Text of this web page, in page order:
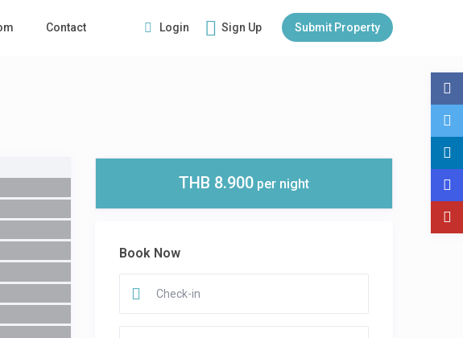
Login Sign Up Submit Property
Contact
THB 8.900 per night
Book Now